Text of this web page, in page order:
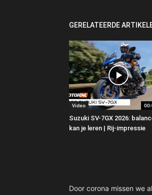
GERELATEERDE
Video
Suzuki SV-7GX 2026:
kan je leren | Rij-impressie
Door corona missen we